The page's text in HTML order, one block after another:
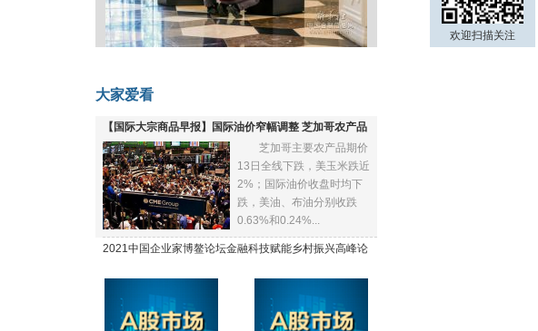
菲律宾：防疫降级
大家爱看
【国际大宗商品早报】国际油价窄幅调整 芝加哥农产品
全线下跌
芝加哥主要农产品期价
13日全线下跌，美玉米跌近
2%；国际油价收盘时均下
跌，美油、布油分别收跌
0.63%和0.24%...
2021中国企业家博鳌论坛金融科技赋能乡村振兴高峰论
欢迎扫描关注